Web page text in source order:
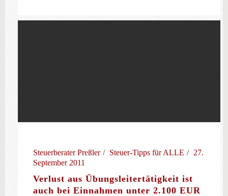
Steuerberater Preßler Steuer-Tipps für ALLE
27.
September 2011
Verlust aus Übungsleitertätigkeit ist
auch bei Einnahmen unter 2.100 EUR